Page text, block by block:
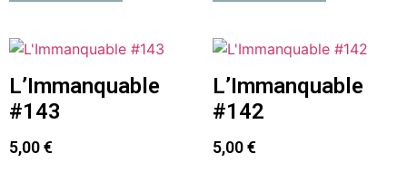
L’Immanquable
#143
5,00€
L’Immanquable
#142
5,00€